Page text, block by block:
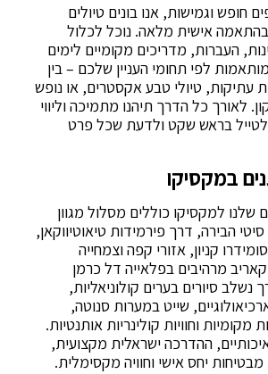
חופש וגמישות, אנו בונים טיולים
אישית מלאה. נוכל לכלול
העברות, מדריכים מקומיים לימים
לפי תחומי העניין שלכם – בין
עתיקות, טיולי טבע אקסטרים, או נופש
לאורך כל הדרך תיהנו מתמיכה וליווי
לטייל בראש שקט ולדעת שכל פרט
במקסיקו
שלנו למקסיקו כוללים מסלול מגוון
הבירה, דרך פירמידות טיאוטיווקאן,
קניון, אזורי קפה וצמחייה
מרהיבים בפלאייה דל כרמן
נשלב סיורים בערים קולוניאליות,
שייט במערות סנוטה,
וחוויות קולינריות אותנטיות.
ההדרכה ישראלית מקצועית,
יחס אישי וחוויה מקסימלית.